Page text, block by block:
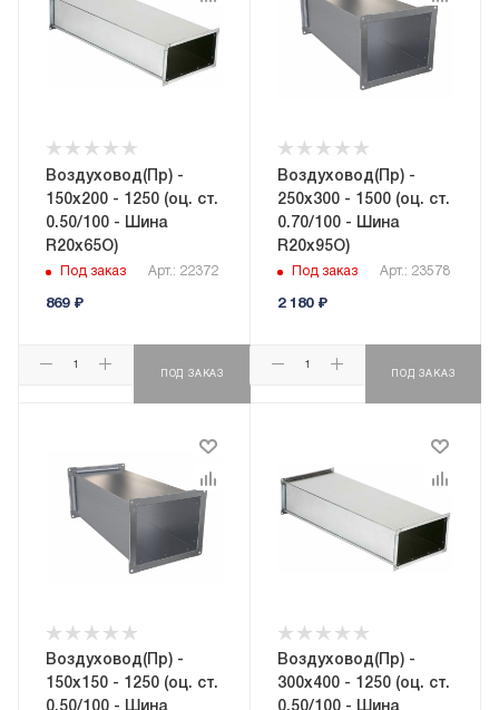
Воздуховод(Пр) -
150x200 - 1250 (оц. ст.
0.50/100 - Шина
R20х65О)
Под заказ Арт.: 22372
869₽
ПОД ЗАКАЗ
Воздуховод(Пр) -
250x300 - 1500 (оц. ст.
0.70/100 - Шина
R20х95О)
Под заказ Арт.: 23578
2 180₽
ПОД ЗАКАЗ
Воздуховод(Пр) -
150x150 - 1250 (оц. ст.
Воздуховод(Пр) -
300x400 - 1250 (оц. ст.